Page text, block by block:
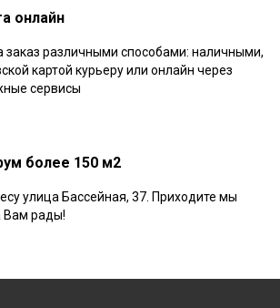
онлайн
заказ различными способами: наличными,
картой курьеру или онлайн через
сервисы
более 150 м2
улица Бассейная, 37. Приходите мы
Вам рады!